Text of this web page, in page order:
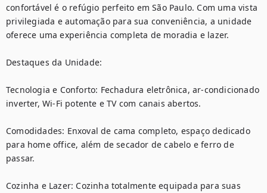
confortável é o refúgio perfeito em São Paulo. Com uma vista
privilegiada e automação para sua conveniência, a unidade
oferece uma experiência completa de moradia e lazer.
Destaques da Unidade:
Tecnologia e Conforto: Fechadura eletrônica, ar-condicionado
inverter, Wi-Fi potente e TV com canais abertos.
Comodidades: Enxoval de cama completo, espaço dedicado
para home office, além de secador de cabelo e ferro de
passar.
Cozinha e Lazer: Cozinha totalmente equipada para suas